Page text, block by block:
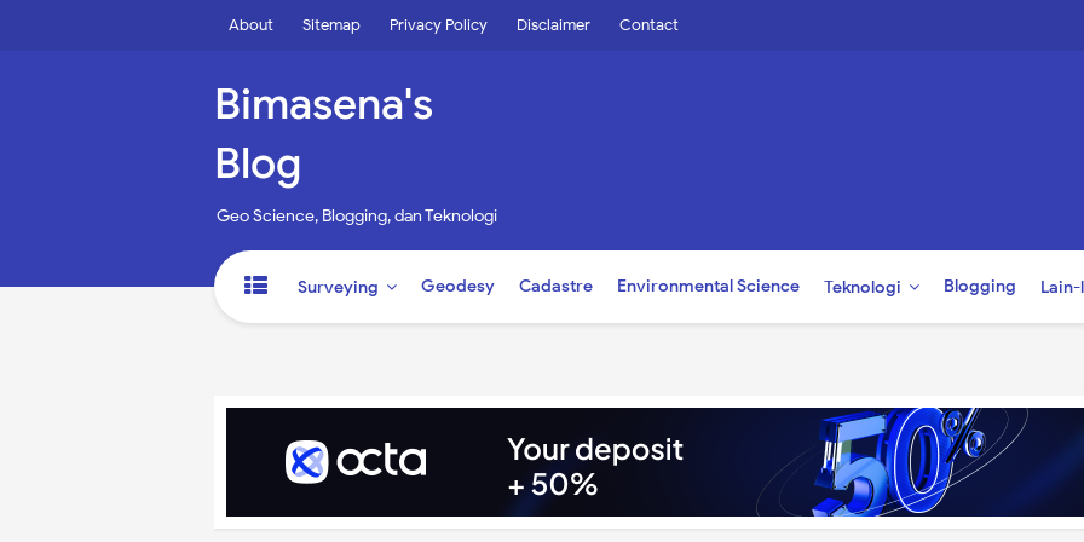
About Sitemap Privacy Policy Disclaimer Contact
Bimasena's
Blog
Geo Science, Blogging, dan Teknologi
Surveying Geodesy Cadastre Environmental Science Teknologi Blogging